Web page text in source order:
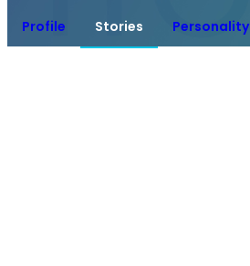
Profile Stories Personality